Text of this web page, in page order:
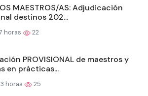
MAESTROS/AS: Adjudicación
destinos 202...
horas 22
PROVISIONAL de maestros y
en prácticas...
horas 25